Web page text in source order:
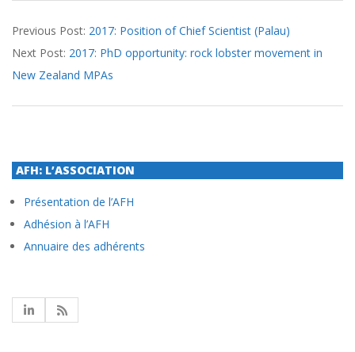
03-
09
Previous Post: 2017: Position of Chief Scientist (Palau)
Next Post: 2017: PhD opportunity: rock lobster movement in
New Zealand MPAs
AFH: L’ASSOCIATION
Présentation de l’AFH
Adhésion à l’AFH
Annuaire des adhérents